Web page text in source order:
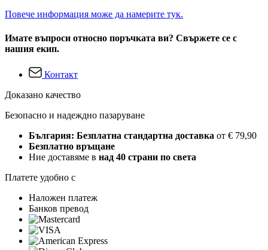
Повече информация може да намерите тук.
Имате въпроси относно поръчката ви? Свържете се с
нашия екип.
Контакт
Доказано качество
Безопасно и надеждно пазаруване
България: Безплатна стандартна доставка от € 79,90
Безплатно връщане
Ние доставяме в над 40 страни по света
Платете удобно с
Наложен платеж
Банков превод